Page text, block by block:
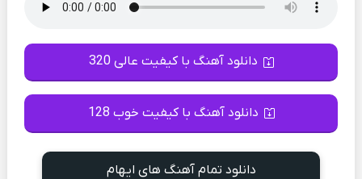
دانلود آهنگ با کیفیت عالی 320
دانلود آهنگ با کیفیت خوب 128
دانلود تمام آهنگ های ایهام